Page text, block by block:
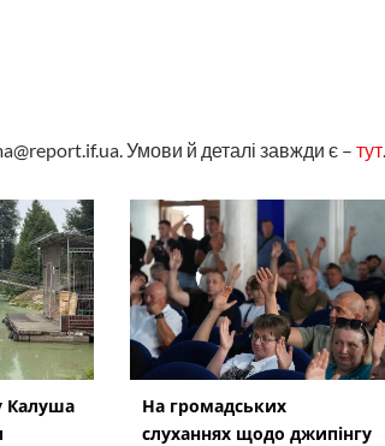
Умови й деталі завжди є – тут
Калуша
На громадських
слуханнях щодо джипінгу